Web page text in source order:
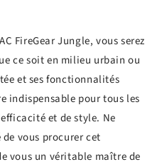
FireGear Jungle, vous serez
ce soit en milieu urbain ou
et ses fonctionnalités
indispensable pour tous les
et de style. Ne
vous procurer cet
vous un véritable maître de